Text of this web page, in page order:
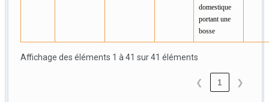
domestique
portant une
bosse
Affichage des éléments 1 à 41 sur 41 éléments
❮ 1 ❯